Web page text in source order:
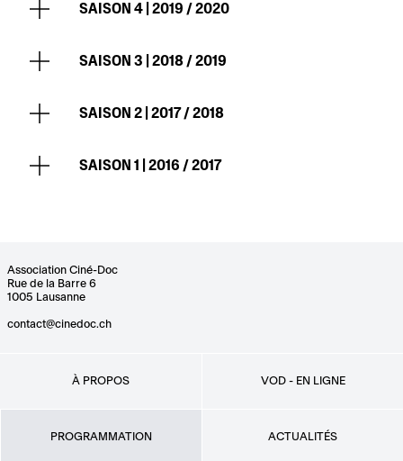
SAISON 4 | 2019 / 2020
SAISON 3 | 2018 / 2019
SAISON 2 | 2017 / 2018
SAISON 1 | 2016 / 2017
Association Ciné-Doc
Rue de la Barre 6
1005 Lausanne
contact@cinedoc.ch
À PROPOS VOD - EN LIGNE
PROGRAMMATION ACTUALITÉS